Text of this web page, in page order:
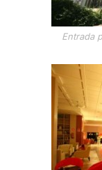
Entrada